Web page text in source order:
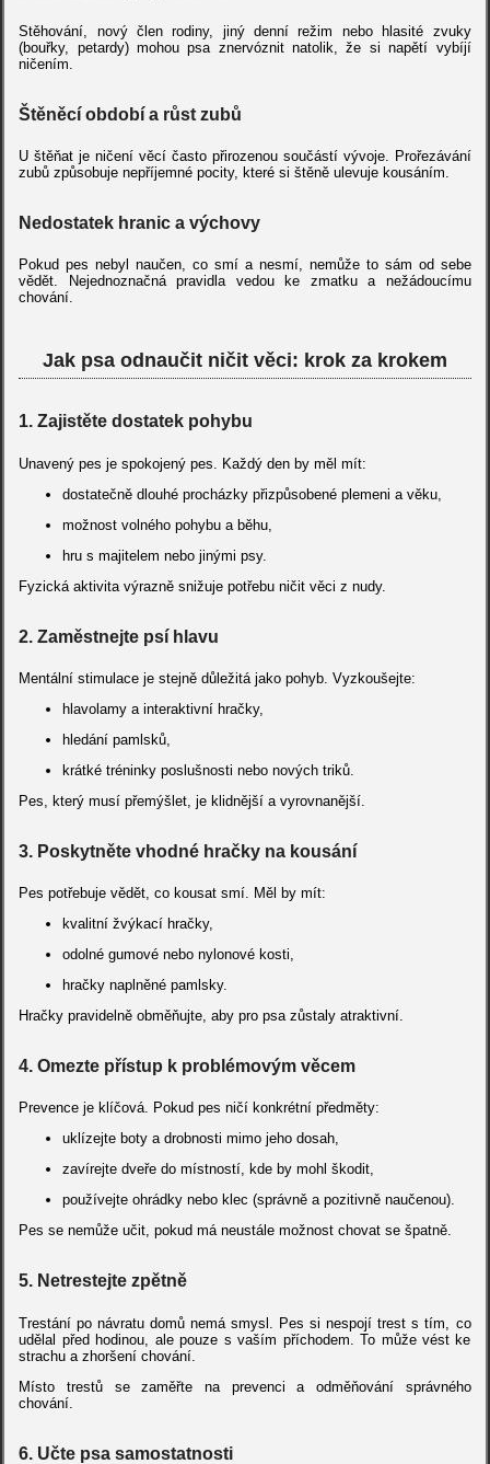
Stěhování, nový člen rodiny, jiný denní režim nebo hlasité zvuky
(bouřky, petardy) mohou psa znervóznit natolik, že si napětí vybíjí
ničením.
Štěněcí období a růst zubů
U štěňat je ničení věcí často přirozenou součástí vývoje. Prořezávání
zubů způsobuje nepříjemné pocity, které si štěně ulevuje kousáním.
Nedostatek hranic a výchovy
Pokud pes nebyl naučen, co smí a nesmí, nemůže to sám od sebe
vědět. Nejednoznačná pravidla vedou ke zmatku a nežádoucímu
chování.
Jak psa odnaučit ničit věci: krok za krokem
1. Zajistěte dostatek pohybu
Unavený pes je spokojený pes. Každý den by měl mít:
dostatečně dlouhé procházky přizpůsobené plemeni a věku,
možnost volného pohybu a běhu,
hru s majitelem nebo jinými psy.
Fyzická aktivita výrazně snižuje potřebu ničit věci z nudy.
2. Zaměstnejte psí hlavu
Mentální stimulace je stejně důležitá jako pohyb. Vyzkoušejte:
hlavolamy a interaktivní hračky,
hledání pamlsků,
krátké tréninky poslušnosti nebo nových triků.
Pes, který musí přemýšlet, je klidnější a vyrovnanější.
3. Poskytněte vhodné hračky na kousání
Pes potřebuje vědět, co kousat smí. Měl by mít:
kvalitní žvýkací hračky,
odolné gumové nebo nylonové kosti,
hračky naplněné pamlsky.
Hračky pravidelně obměňujte, aby pro psa zůstaly atraktivní.
4. Omezte přístup k problémovým věcem
Prevence je klíčová. Pokud pes ničí konkrétní předměty:
uklízejte boty a drobnosti mimo jeho dosah,
zavírejte dveře do místností, kde by mohl škodit,
používejte ohrádky nebo klec (správně a pozitivně naučenou).
Pes se nemůže učit, pokud má neustále možnost chovat se špatně.
5. Netrestejte zpětně
Trestání po návratu domů nemá smysl. Pes si nespojí trest s tím, co
udělal před hodinou, ale pouze s vaším příchodem. To může vést ke
strachu a zhoršení chování.
Místo trestů se zaměřte na prevenci a odměňování správného
chování.
6. Učte psa samostatnosti